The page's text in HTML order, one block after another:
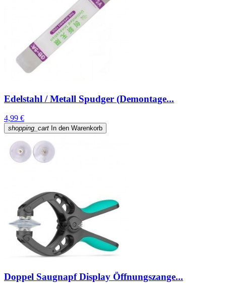
Edelstahl / Metall Spudger (Demontage...
4,99 €
shopping_cart In den Warenkorb
Doppel Saugnapf Display Öffnungszange...